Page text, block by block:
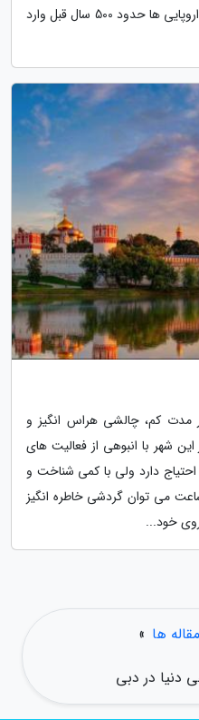
از اولین مناطقی به شمار می رود که اروپایی ها حدود 500 سال قبل وارد
مدت کم، چالشی هراس انگیز و
شهر با انبوهی از فعالیت های
دارد ولی با کمی شناخت و
ساکنان مسکو، حتی در 24 ساعت می توان گردشی خاطره انگیز
خود...
ها »
دنیا در دبی